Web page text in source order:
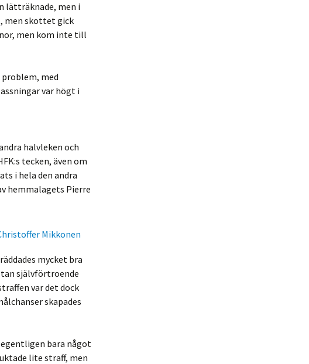
lätträknade, men i
men skottet gick
men kom inte till
med
var högt i
halvleken och
tecken, även om
i hela den andra
hemmalagets Pierre
mycket bra
självförtroende
var det dock
skapades
egentligen bara något
lite straff, men